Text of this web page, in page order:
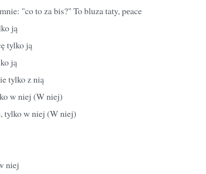
"co to za bis?" To bluza taty, pеace
ją
tylko ją
ją
tylko z nią
w niej (W niej)
tylko w niej (W niej)
niej